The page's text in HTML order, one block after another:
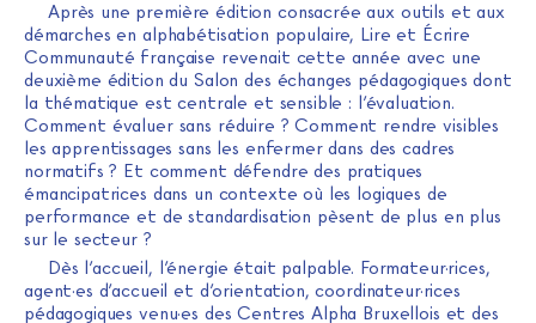
Après une première édition consacrée aux outils et aux
démarches en alphabétisation populaire, Lire et Écrire
Communauté française revenait cette année avec une
deuxième édition du Salon des échanges pédagogiques dont
la thématique est centrale et sensible : l’évaluation.
Comment évaluer sans réduire ? Comment rendre visibles
les apprentissages sans les enfermer dans des cadres
normatifs ? Et comment défendre des pratiques
émancipatrices dans un contexte où les logiques de
performance et de standardisation pèsent de plus en plus
sur le secteur ?
Dès l’accueil, l’énergie était palpable. Formateur·rices,
agent·es d’accueil et d’orientation, coordinateur·rices
pédagogiques venu·es des Centres Alpha Bruxellois et des